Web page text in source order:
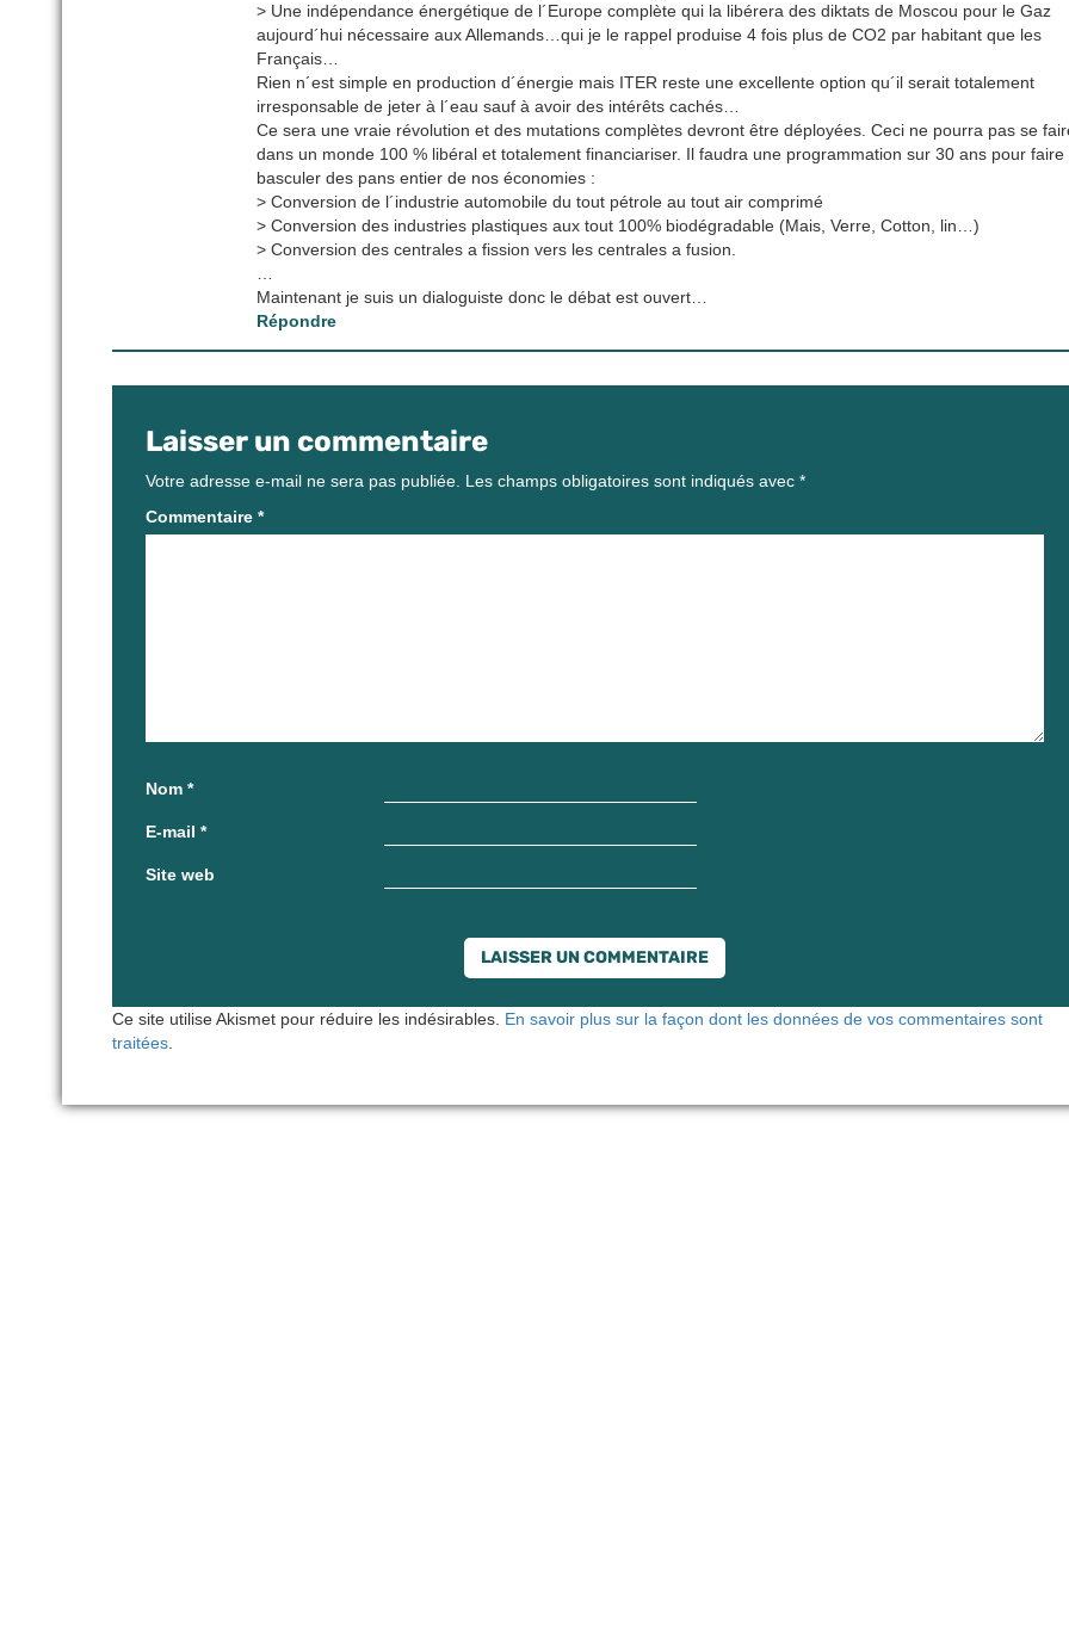
> Une indépendance énergétique de l´Europe complète qui la libérera des diktats de Moscou pour le Gaz
aujourd´hui nécessaire aux Allemands…qui je le rappel produise 4 fois plus de CO2 par habitant que les
Français…
Rien n´est simple en production d´énergie mais ITER reste une excellente option qu´il serait totalement
irresponsable de jeter à l´eau sauf à avoir des intérêts cachés…
Ce sera une vraie révolution et des mutations complètes devront être déployées. Ceci ne pourra pas se
dans un monde 100 % libéral et totalement financiariser. Il faudra une programmation sur 30 ans pour faire
basculer des pans entier de nos économies :
> Conversion de l´industrie automobile du tout pétrole au tout air comprimé
> Conversion des industries plastiques aux tout 100% biodégradable (Mais, Verre, Cotton, lin…)
> Conversion des centrales a fission vers les centrales a fusion.
Maintenant je suis un dialoguiste donc le débat est ouvert…
Répondre
Laisser un commentaire
Votre adresse e-mail ne sera pas publiée. Les champs obligatoires sont indiqués avec *
Commentaire *
Nom *
E-mail *
Site web
Ce site utilise Akismet pour réduire les indésirables. En savoir plus sur la façon dont les données de vos commentaires sont
traitées